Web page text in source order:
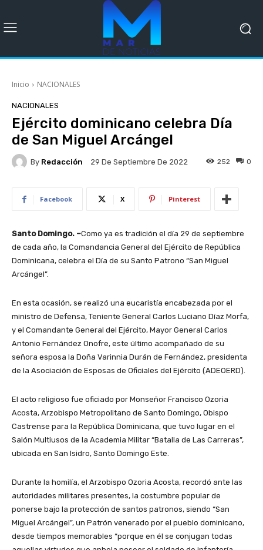
Inicio NACIONALES
NACIONALES
Ejército dominicano celebra Día
de San Miguel Arcángel
By Redacción 29 De Septiembre De 2022 0
252
Facebook X Pinterest
Santo Domingo. –Como ya es tradición el día 29 de septiembre
de cada año, la Comandancia General del Ejército de República
Dominicana, celebra el Día de su Santo Patrono “San Miguel
Arcángel”.
En esta ocasión, se realizó una eucaristía encabezada por el
ministro de Defensa, Teniente General Carlos Luciano Díaz Morfa,
y el Comandante General del Ejército, Mayor General Carlos
Antonio Fernández Onofre, este último acompañado de su
señora esposa la Doña Varinnia Durán de Fernández, presidenta
de la Asociación de Esposas de Oficiales del Ejército (ADEOERD).
El acto religioso fue oficiado por Monseñor Francisco Ozoria
Acosta, Arzobispo Metropolitano de Santo Domingo, Obispo
Castrense para la República Dominicana, que tuvo lugar en el
Salón Multiusos de la Academia Militar “Batalla de Las Carreras”,
ubicada en San Isidro, Santo Domingo Este.
Durante la homilía, el Arzobispo Ozoria Acosta, recordó ante las
autoridades militares presentes, la costumbre popular de
ponerse bajo la protección de santos patronos, siendo “San
Miguel Arcángel”, un Patrón venerado por el pueblo dominicano,
desde tiempos memorables “porque en él se conjugan todas